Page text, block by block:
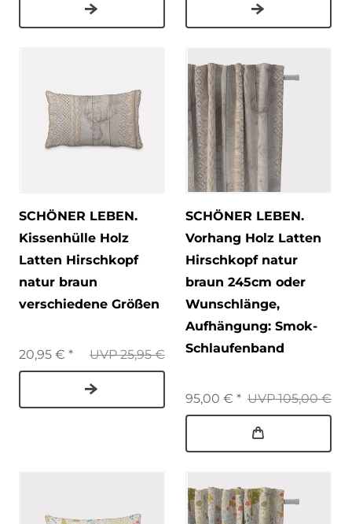
SCHÖNER LEBEN.
Kissenhülle Holz
Latten Hirschkopf
natur braun
verschiedene Größen
UVP 25,95 €
20,95 € *
SCHÖNER LEBEN.
Vorhang Holz Latten
Hirschkopf natur
braun 245cm oder
Wunschlänge,
Aufhängung: Smok-
Schlaufenband
UVP 105,00 €
95,00 € *